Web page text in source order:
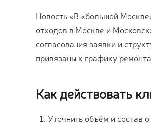
Новость «В «большой
отходов в Москве и
согласования заявки и
привязаны к графику
Как действовать
Уточнить объём и состав